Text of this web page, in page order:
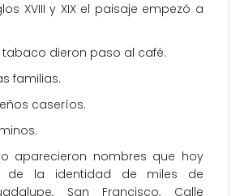
XVIII y XIX el paisaje empezó a
tabaco dieron paso al café.
familias.
caseríos.
aparecieron nombres que hoy
de la identidad de miles de
San Francisco, Calle